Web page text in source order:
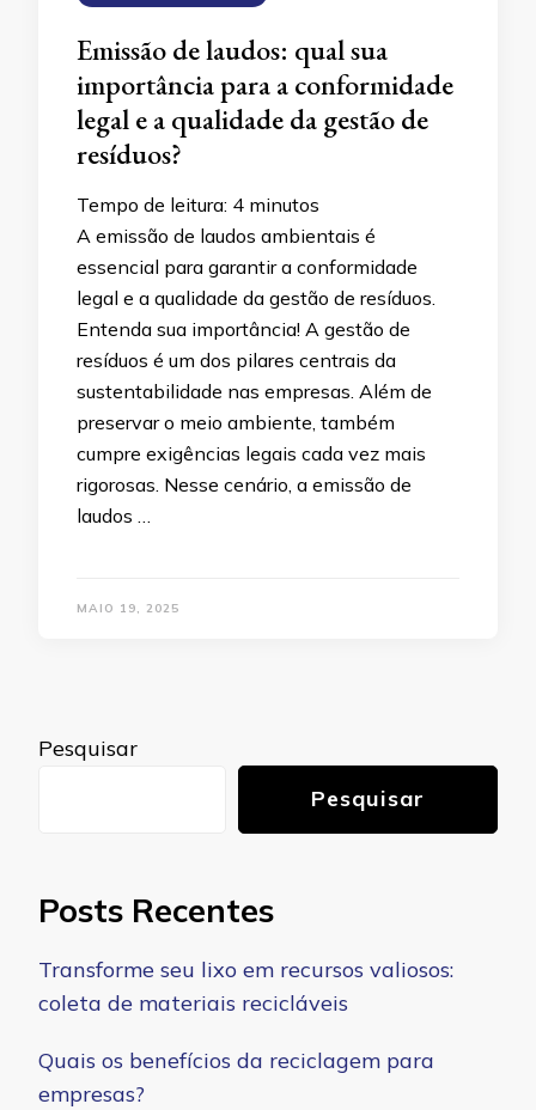
Emissão de laudos: qual sua
importância para a conformidade
legal e a qualidade da gestão de
resíduos?
Tempo de leitura: 4 minutos
A emissão de laudos ambientais é
essencial para garantir a conformidade
legal e a qualidade da gestão de resíduos.
Entenda sua importância! A gestão de
resíduos é um dos pilares centrais da
sustentabilidade nas empresas. Além de
preservar o meio ambiente, também
cumpre exigências legais cada vez mais
rigorosas. Nesse cenário, a emissão de
laudos …
MAIO 19, 2025
Pesquisar
Pesquisar
Posts Recentes
Transforme seu lixo em recursos valiosos:
coleta de materiais recicláveis
Quais os benefícios da reciclagem para
empresas?